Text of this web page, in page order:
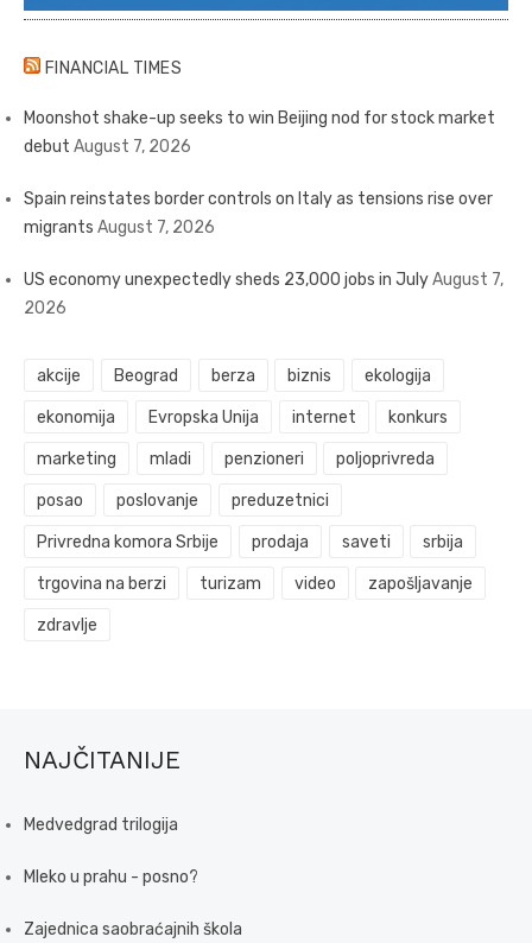
FINANCIAL TIMES
Moonshot shake-up seeks to win Beijing nod for stock market
debut August 7, 2026
Spain reinstates border controls on Italy as tensions rise over
migrants August 7, 2026
US economy unexpectedly sheds 23,000 jobs in JulyAugust 7,
2026
akcije Beograd berza biznis ekologija
ekonomija Evropska Unija internet konkurs
marketing mladi penzioneri poljoprivreda
posao poslovanje preduzetnici
Privredna komora Srbije prodaja saveti srbija
trgovina na berzi turizam video zapošljavanje
zdravlje
NAJČITANIJE
Medvedgrad trilogija
Mleko u prahu - posno?
Zajednica saobraćajnih škola